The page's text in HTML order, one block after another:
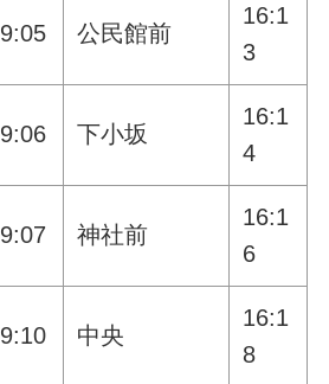
9:05 公民館前
16:1
3
9:06 下小坂
16:1
4
9:07 神社前
16:1
6
9:10 中央
16:1
8